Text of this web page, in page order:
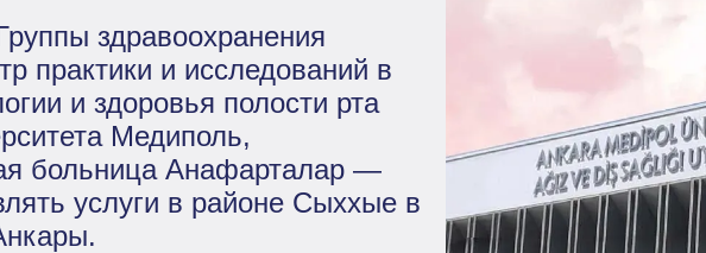
здравоохранения
практики и исследований в
и здоровья полости рта
Медиполь,
больница Анафарталар —
услуги в районе Сыххые в